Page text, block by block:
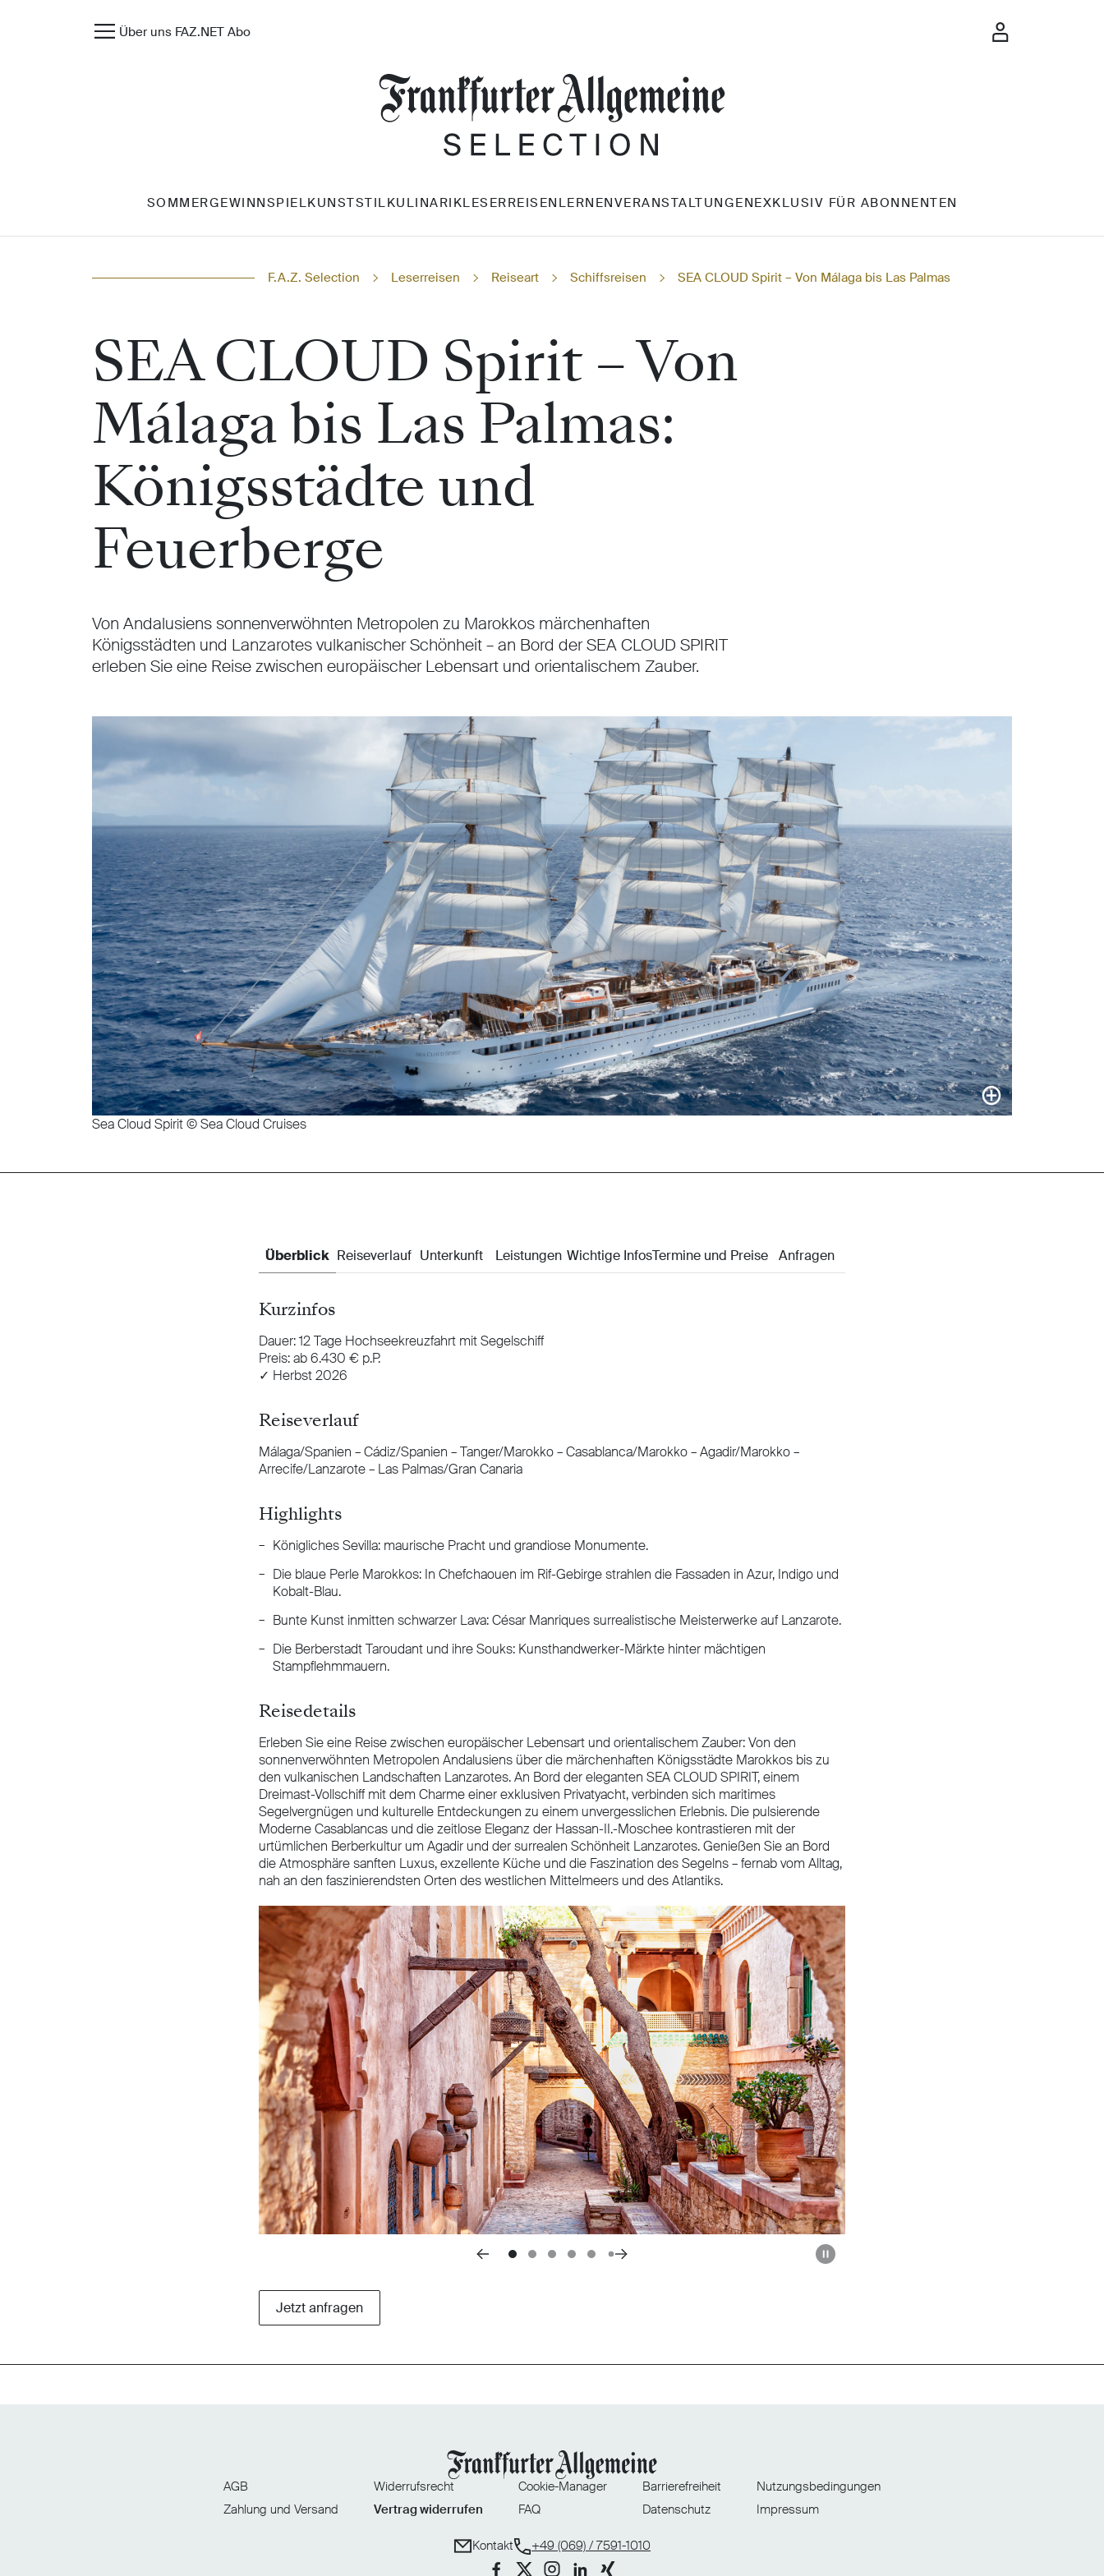
Über uns FAZ.NET Abo
SOMMERGEWINNSPIELKUNSTSTILKULINARIKLESERREISEN LERNENVERANSTALTUNGENEXKLUSIV FÜR ABONNENTEN
F.A.Z. Selection Leserreisen Reiseart Schiffsreisen SEA CLOUD Spirit – Von Málaga bis Las Palmas
SEA CLOUD Spirit – Von
Málaga bis Las Palmas:
Königsstädte und
Feuerberge
Von Andalusiens sonnenverwöhnten Metropolen zu Marokkos märchenhaften
Königsstädten und Lanzarotes vulkanischer Schönheit – an Bord der SEA CLOUD SPIRIT
erleben Sie eine Reise zwischen europäischer Lebensart und orientalischem Zauber.
Sea Cloud Spirit © Sea Cloud Cruises
Kurzinfos
Dauer: 12 Tage Hochseekreuzfahrt mit Segelschiff
Preis: ab 6.430 € p.P.
✓ Herbst 2026
Reiseverlauf
Málaga/Spanien – Cádiz/Spanien – Tanger/Marokko – Casablanca/Marokko – Agadir/Marokko –
Arrecife/Lanzarote – Las Palmas/Gran Canaria
Highlights
Königliches Sevilla: maurische Pracht und grandiose Monumente.
Die blaue Perle Marokkos: In Chefchaouen im Rif-Gebirge strahlen die Fassaden in Azur, Indigo und
Kobalt-Blau.
Bunte Kunst inmitten schwarzer Lava: César Manriques surrealistische Meisterwerke auf Lanzarote.
Die Berberstadt Taroudant und ihre Souks: Kunsthandwerker-Märkte hinter mächtigen
Stampflehmmauern.
Reisedetails
Erleben Sie eine Reise zwischen europäischer Lebensart und orientalischem Zauber: Von den
sonnenverwöhnten Metropolen Andalusiens über die märchenhaften Königsstädte Marokkos bis zu
den vulkanischen Landschaften Lanzarotes. An Bord der eleganten SEA CLOUD SPIRIT, einem
Dreimast-Vollschiff mit dem Charme einer exklusiven Privatyacht, verbinden sich maritimes
Segelvergnügen und kulturelle Entdeckungen zu einem unvergesslichen Erlebnis. Die pulsierende
Moderne Casablancas und die zeitlose Eleganz der Hassan-II.-Moschee kontrastieren mit der
urtümlichen Berberkultur um Agadir und der surrealen Schönheit Lanzarotes. Genießen Sie an Bord
die Atmosphäre sanften Luxus, exzellente Küche und die Faszination des Segelns – fernab vom Alltag,
nah an den faszinierendsten Orten des westlichen Mittelmeers und des Atlantiks.
Autoplay umschalten
AGB
Zahlung und Versand
Widerrufsrecht
Vertrag widerrufen
Cookie-Manager
FAQ
Barrierefreiheit
Datenschutz
Nutzungsbedingungen
Impressum
Kontakt +49 (069) / 7591-1010